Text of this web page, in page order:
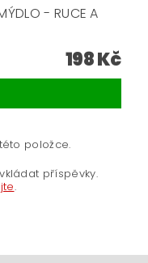
- RUCE A
198 Kč
položce.
příspěvky.
.